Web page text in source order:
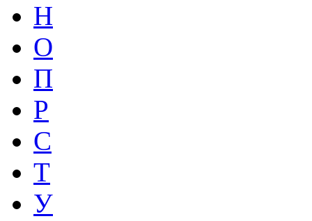
Н
О
П
Р
С
Т
У